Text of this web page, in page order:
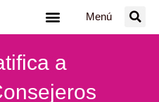
Menú
a